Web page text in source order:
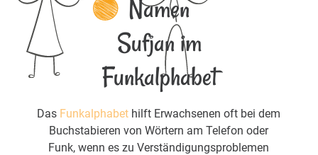
Namen
Sufjan im
Funkalphabet
Das Funkalphabet hilft Erwachsenen oft bei dem
Buchstabieren von Wörtern am Telefon oder
Funk, wenn es zu Verständigungsproblemen